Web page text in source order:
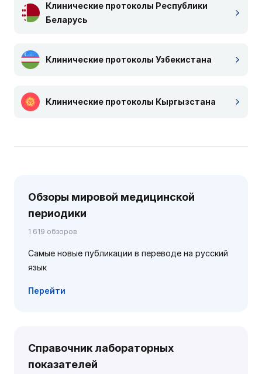
Клинические протоколы Республики
Беларусь
Клинические протоколы Узбекистана
Клинические протоколы Кыргызстана
Обзоры мировой медицинской
периодики
1 619 обзоров
Самые новые публикации в переводе на русский
язык
Перейти
Справочник лабораторных
показателей